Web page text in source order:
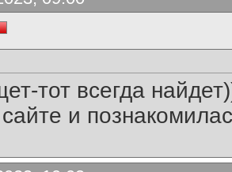
тот всегда
и